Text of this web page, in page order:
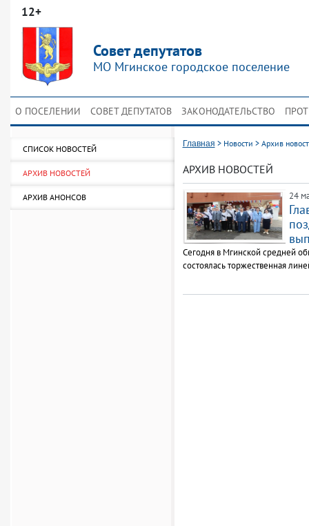
12+
Совет депутатов
МО Мгинское городское поселение
О ПОСЕЛЕНИИ СОВЕТ ДЕПУТАТОВ ЗАКОНОДАТЕЛЬСТВО
СПИСОК НОВОСТЕЙ
АРХИВ НОВОСТЕЙ
АРХИВ АНОНСОВ
Главная > Новости > Архив
АРХИВ НОВОСТЕЙ
24
Сегодня в Мгинской средней
состоялась торжественная